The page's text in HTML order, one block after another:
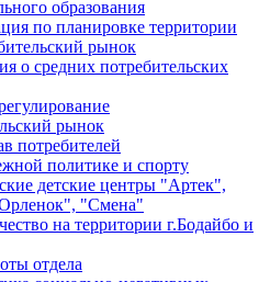
образования
по планировке территории
рынок
о средних потребительских
рынок
потребителей
политике и спорту
детские центры "Артек",
"Смена"
на территории г.Бодайбо и
отдела